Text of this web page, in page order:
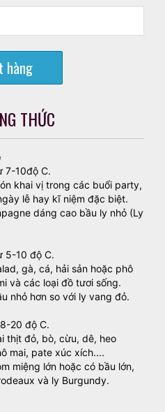
hàng
THỨC
7-10độ C.
khai vị trong các buổi party,
lễ hay kĩ niệm đặc biệt.
dáng cao bầu ly nhỏ (Ly
5-10 độ C.
gà, cá, hải sản hoặc phô
và các loại đồ tươi sống.
nhỏ hơn so với ly vang đỏ.
20 độ C.
thịt đỏ, bò, cừu, dê, heo
mai, pate xúc xích....
miệng lớn hoặc có bầu lớn,
và ly Burgundy.